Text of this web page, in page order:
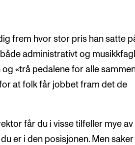
frem hvor stor pris han satte
administrativt og
«trå pedalene for alle
at folk får jobbet fram det de
får du i visse tilfeller mye
er i den posisjonen. Men saker